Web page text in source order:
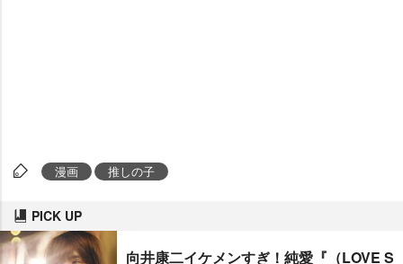
漫画 推しの子
PICK UP
向井康二イケメンすぎ！純愛『（LOVE S